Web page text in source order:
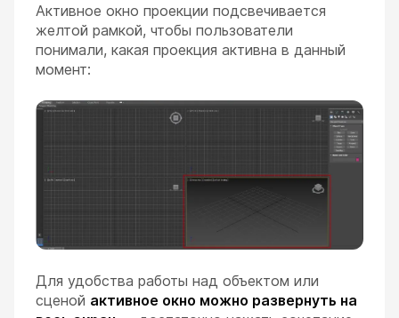
Активное окно проекции подсвечивается
желтой рамкой, чтобы пользователи
понимали, какая проекция активна в данный
момент:
Для удобства работы над объектом или
сценой активное окно можно развернуть на